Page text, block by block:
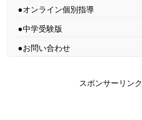
●オンライン個別指導
●中学受験版
●お問い合わせ
スポンサーリンク